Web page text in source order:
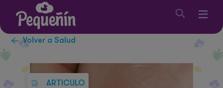
Volver a Salud
ARTICULO